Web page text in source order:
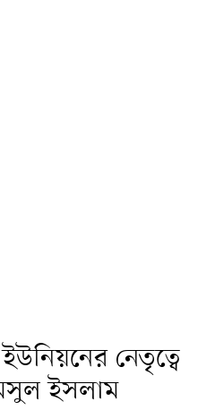
ইউনিয়নের নেতৃত্বে
ইসলাম